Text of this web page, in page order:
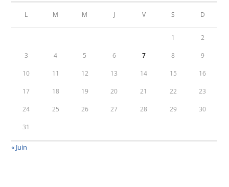
L M M J V S D
1 2
3 4 5 6 7 8 9
10 11 12 13 14 15 16
17 18 19 20 21 22 23
24 25 26 27 28 29 30
31
« Juin